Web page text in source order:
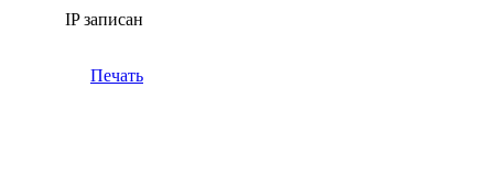
IP записан
Печать